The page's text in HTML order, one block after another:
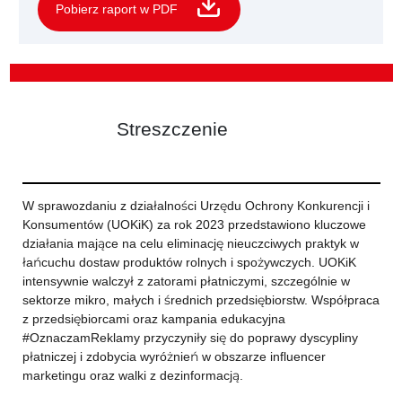
Pobierz raport w PDF
Streszczenie
W sprawozdaniu z działalności Urzędu Ochrony Konkurencji i
Konsumentów (UOKiK) za rok 2023 przedstawiono kluczowe
działania mające na celu eliminację nieuczciwych praktyk w
łańcuchu dostaw produktów rolnych i spożywczych. UOKiK
intensywnie walczył z zatorami płatniczymi, szczególnie w
sektorze mikro, małych i średnich przedsiębiorstw. Współpraca
z przedsiębiorcami oraz kampania edukacyjna
#OznaczamReklamy przyczyniły się do poprawy dyscypliny
płatniczej i zdobycia wyróżnień w obszarze influencer
marketingu oraz walki z dezinformacją.